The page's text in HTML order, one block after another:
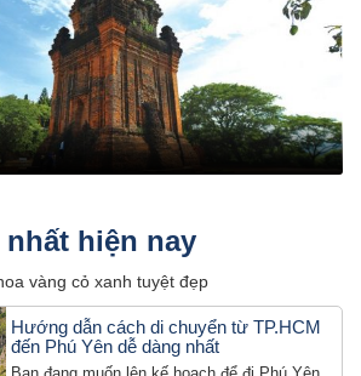
hiện nay
vàng cỏ xanh tuyệt đẹp
Hướng dẫn cách di chuyển từ TP.HCM
đến Phú Yên dễ dàng nhất